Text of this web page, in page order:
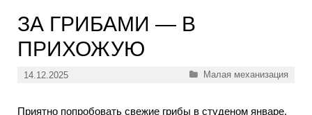
ЗА ГРИБАМИ — В
ПРИХОЖУЮ
14.12.2025 Рубрики
Малая механизация
Приятно попробовать свежие грибы в студеном январе.